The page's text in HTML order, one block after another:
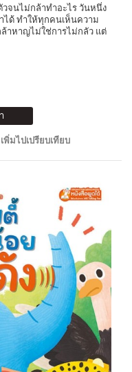
วจนไม่กล้าทำอะไร วันหนึ่ง
ด้ ทำให้ทุกคนเห็นความ
าหาญไม่ใช่การไม่กลัว แต่
เพิ่มไปเปรียบเทียบ